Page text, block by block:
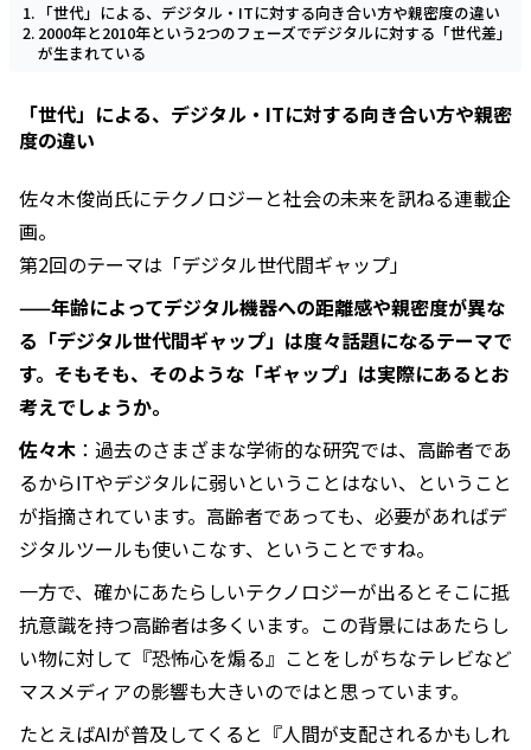
「世代」による、デジタル・ITに対する向き合い方や親密度の違い
2000年と2010年という2つのフェーズでデジタルに対する「世代差」
が生まれている
「世代」による、デジタル・ITに対する向き合い方や親密
度の違い
佐々木俊尚氏にテクノロジーと社会の未来を訊ねる連載企
画。
第2回のテーマは「デジタル世代間ギャップ」
——年齢によってデジタル機器への距離感や親密度が異な
る「デジタル世代間ギャップ」は度々話題になるテーマで
す。そもそも、そのような「ギャップ」は実際にあるとお
考えでしょうか。
佐々木 ：過去のさまざまな学術的な研究では、高齢者であ
るからITやデジタルに弱いということはない、ということ
が指摘されています。高齢者であっても、必要があればデ
ジタルツールも使いこなす、ということですね。
一方で、確かにあたらしいテクノロジーが出るとそこに抵
抗意識を持つ高齢者は多くいます。この背景にはあたらし
い物に対して『恐怖心を煽る』ことをしがちなテレビなど
マスメディアの影響も大きいのではと思っています。
たとえばAIが普及してくると『人間が支配されるかもしれ